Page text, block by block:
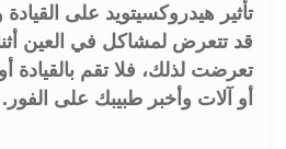
تأثير هيدروكسيتويد على
قد تتعرض لمشاكل في العين أثناء
تعرضت لذلك، فلا تقم بالقيادة
أو آلات وأخبر طبيبك على الفور.